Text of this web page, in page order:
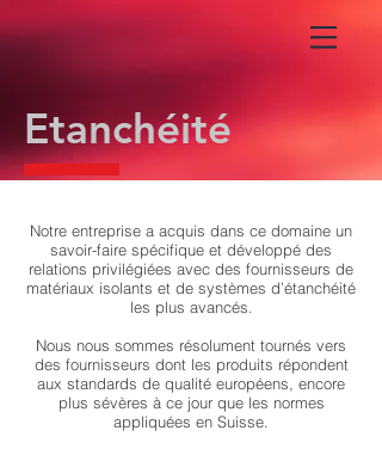
Etanchéité
Notre entreprise a acquis dans ce domaine un
savoir-faire spécifique et développé des
relations privilégiées avec des fournisseurs de
matériaux isolants et de systèmes d’étanchéité
les plus avancés.
Nous nous sommes résolument tournés vers
des fournisseurs dont les produits répondent
aux standards de qualité européens, encore
plus sévères à ce jour que les normes
appliquées en Suisse.